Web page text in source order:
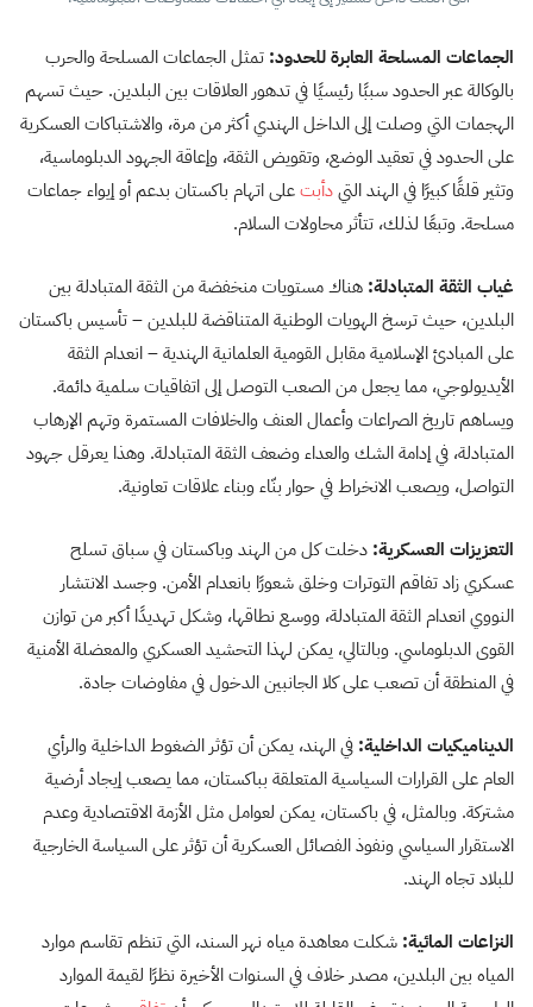
الجماعات المسلحة العابرة للحدود: تمثل الجماعات المسلحة والحرب
بالوكالة عبر الحدود سببًا رئيسيًا في تدهور العلاقات بين البلدين. حيث تسهم
الهجمات التي وصلت إلى الداخل الهندي أكثر من مرة، والاشتباكات العسكرية
على الحدود في تعقيد الوضع، وتقويض الثقة، وإعاقة الجهود الدبلوماسية،
وتثير قلقًا كبيرًا في الهند التيدأبتعلى اتهام باكستان بدعم أو إيواء جماعات
مسلحة. وتبعًا لذلك، تتأثر محاولات السلام.
غياب الثقة المتبادلة: هناك مستويات منخفضة من الثقة المتبادلة بين
البلدين، حيث ترسخ الهويات الوطنية المتناقضة للبلدين – تأسيس باكستان
على المبادئ الإسلامية مقابل القومية العلمانية الهندية – انعدام الثقة
الأيديولوجي، مما يجعل من الصعب التوصل إلى اتفاقيات سلمية دائمة.
ويساهم تاريخ الصراعات وأعمال العنف والخلافات المستمرة وتهم الإرهاب
المتبادلة، في إدامة الشك والعداء وضعف الثقة المتبادلة. وهذا يعرقل جهود
التواصل، ويصعب الانخراط في حوار بنّاء وبناء علاقات تعاونية.
التعزيزات العسكرية: دخلت كل من الهند وباكستان في سباق تسلح
عسكري زاد تفاقم التوترات وخلق شعورًا بانعدام الأمن. وجسد الانتشار
النووي انعدام الثقة المتبادلة، ووسع نطاقها، وشكل تهديدًا أكبر من توازن
القوى الدبلوماسي. وبالتالي، يمكن لهذا التحشيد العسكري والمعضلة الأمنية
في المنطقة أن تصعب على كلا الجانبين الدخول في مفاوضات جادة.
الديناميكيات الداخلية: في الهند، يمكن أن تؤثر الضغوط الداخلية والرأي
العام على القرارات السياسية المتعلقة بباكستان، مما يصعب إيجاد أرضية
مشتركة. وبالمثل، في باكستان، يمكن لعوامل مثل الأزمة الاقتصادية وعدم
الاستقرار السياسي ونفوذ الفصائل العسكرية أن تؤثر على السياسة الخارجية
للبلاد تجاه الهند.
النزاعات المائية: شكلت معاهدة مياه نهر السند، التي تنظم تقاسم موارد
المياه بين البلدين، مصدر خلاف في السنوات الأخيرة نظرًا لقيمة الموارد